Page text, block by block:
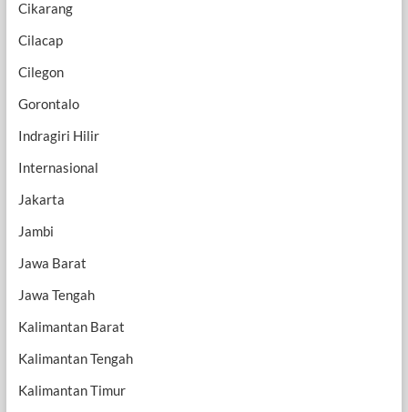
Cikarang
Cilacap
Cilegon
Gorontalo
Indragiri Hilir
Internasional
Jakarta
Jambi
Jawa Barat
Jawa Tengah
Kalimantan Barat
Kalimantan Tengah
Kalimantan Timur